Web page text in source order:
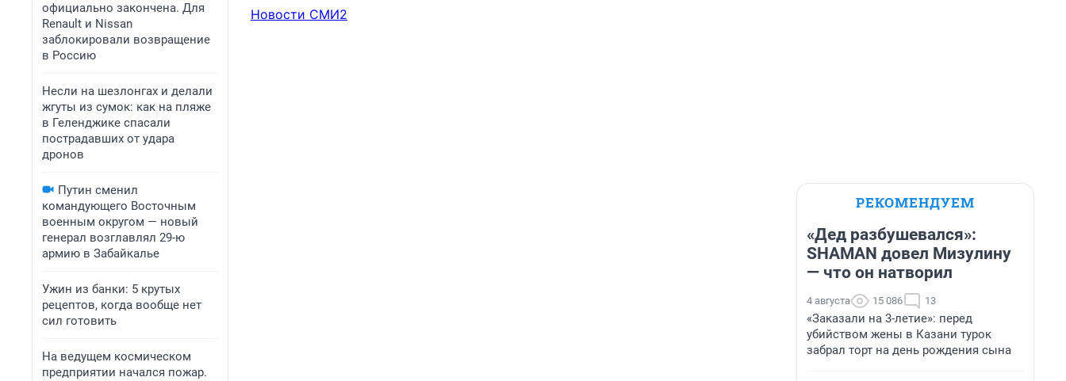
официально закончена. Для
Renault и Nissan
заблокировали возвращение
в Россию
Несли на шезлонгах и делали
жгуты из сумок: как на пляже
в Геленджике спасали
пострадавших от удара
дронов
Путин сменил
командующего Восточным
военным округом — новый
генерал возглавлял 29-ю
армию в Забайкалье
Ужин из банки: 5 крутых
рецептов, когда вообще нет
сил готовить
На ведущем космическом
предприятии начался пожар.
Новости СМИ2
РЕКОМЕНДУЕМ
«Дед разбушевался»:
SHAMAN довел Мизулину
— что он натворил
4 августа 15 086 13
«Заказали на 3-летие»: перед
убийством жены в Казани турок
забрал торт на день рождения сына